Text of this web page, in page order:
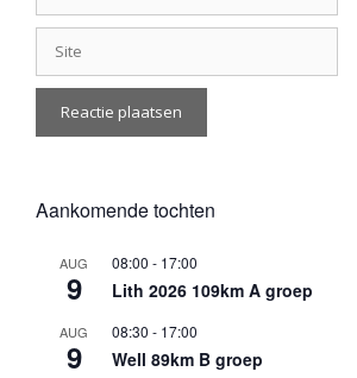
Aankomende tochten
AUG
9
08:00 - 17:00
Lith 2026 109km A groep
AUG
9
08:30 - 17:00
Well 89km B groep